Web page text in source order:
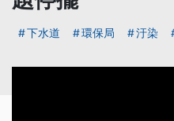
下水道 環保局 汙染